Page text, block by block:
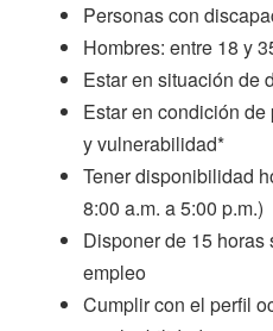
Personas con
Hombres: entre 18 y
Estar en situación de
Estar en condición
y vulnerabilidad*
Tener disponibilidad
8:00 a.m. a 5:00 p.m.)
Disponer de 15
empleo
Cumplir con el perfil